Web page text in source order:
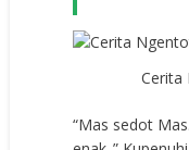
Cerita
“Mas sedot